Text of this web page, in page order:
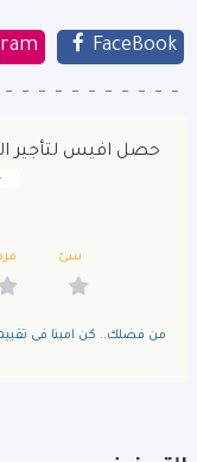
FaceBook
حصل افيس لتأجير
سئ
من فضلك.. كن امينا فى